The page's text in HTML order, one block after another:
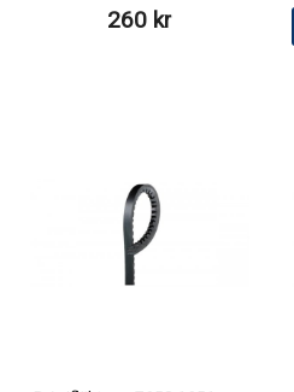
260 kr